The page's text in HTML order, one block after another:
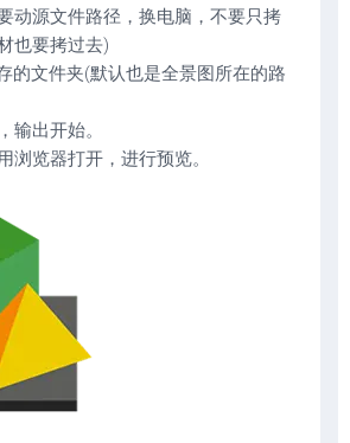
动源文件路径，换电脑，不要只拷
也要拷过去)
的文件夹(默认也是全景图所在的路
输出开始。
浏览器打开，进行预览。